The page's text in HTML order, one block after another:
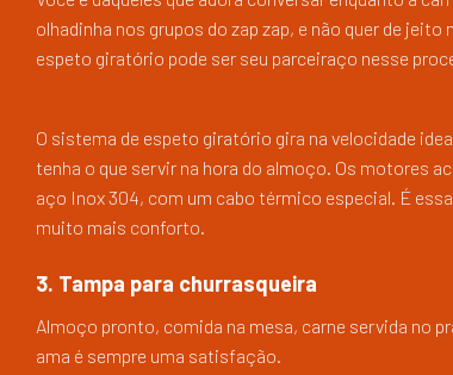
olhadinha nos grupos do zap zap, e não quer de
espeto giratório pode ser seu parceiraço nesse
O sistema de espeto giratório gira na velocidade
tenha o que servir na hora do almoço. Os motores
aço Inox 304, com um cabo térmico especial. É
muito mais conforto.
3. Tampa para churrasqueira
Almoço pronto, comida na mesa, carne servida no
ama é sempre uma satisfação.